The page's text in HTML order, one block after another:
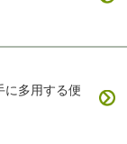
に多用する便